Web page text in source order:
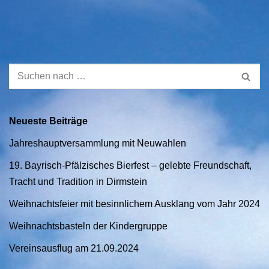
Neueste Beiträge
Jahreshauptversammlung mit Neuwahlen
19. Bayrisch-Pfälzisches Bierfest – gelebte Freundschaft,
Tracht und Tradition in Dirmstein
Weihnachtsfeier mit besinnlichem Ausklang vom Jahr 2024
Weihnachtsbasteln der Kindergruppe
Vereinsausflug am 21.09.2024